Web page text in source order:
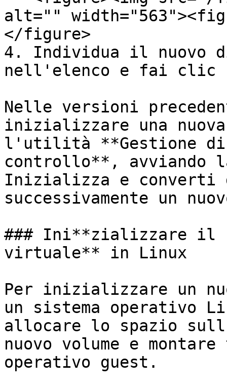
alt=""
</figure>
4. Individua il nuovo
nell'elenco e fai clic
Nelle versioni
inizializzare una
l'utilità **Gestione
controllo**, avviando
Inizializza e converti
successivamente un
### Ini**zializzare il
virtuale** in Linux
Per inizializzare un
un sistema operativo
allocare lo spazio
nuovo volume e
operativo guest.